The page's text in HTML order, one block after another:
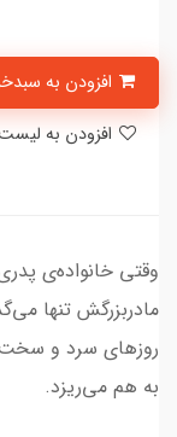
وقتی خانواده‌ی
مادربزرگش تنها
روزهای سرد و سخت
به هم می‌ریزد.